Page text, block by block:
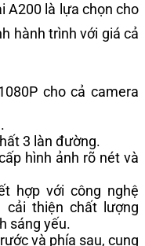
A200 là lựa chọn cho
hành trình với giá cả
cho cả camera
3 làn đường.
hình ảnh rõ nét và
hợp với công nghệ
cải thiện chất lượng
sáng yếu.
và phía sau, cung